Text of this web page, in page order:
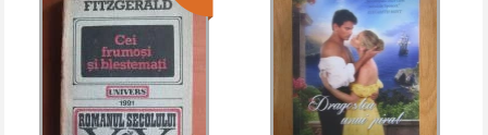
Theophile Gautier - Le capitaine
Fracasse
Theophile Gautier - Capitanul
Fracasse